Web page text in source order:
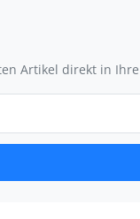
Artikel direkt in